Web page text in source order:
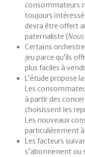
consommateurs
toujours
devra être offert
paternaliste (
Certains
jeu parce qu’ils
plus faciles à
L’étude propose
Les
à partir des
choisissent les
Les nouveaux
particulièrement
Les facteurs
s’abonnenent ou